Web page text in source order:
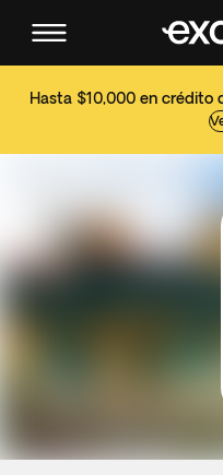
Hasta $10,000 en crédito